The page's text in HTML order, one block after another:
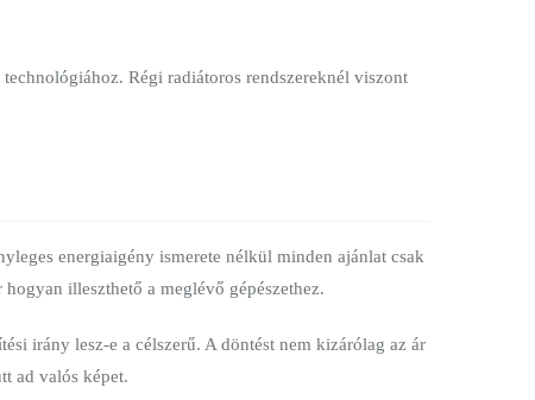
Régi radiátoros rendszereknél viszont
energiaigény ismerete nélkül minden ajánlat csak
illeszthető a meglévő gépészethez.
irány lesz-e a célszerű. A döntést nem kizárólag az ár
ad valós képet.